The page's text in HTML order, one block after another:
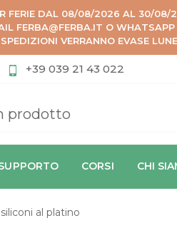
FERIE DAL 08/08/2026 AL 30/08/
FERBA@FERBA.IT O
VERRANNO EVASE
+39 039 21 43 022
CORSI CHI
al platino